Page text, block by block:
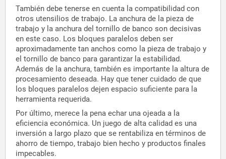
También debe tenerse en cuenta la compatibilidad con
otros utensilios de trabajo. La anchura de la pieza de
trabajo y la anchura del tornillo de banco son decisivas
en este caso. Los bloques paralelos deben ser
aproximadamente tan anchos como la pieza de trabajo y
el tornillo de banco para garantizar la estabilidad.
Además de la anchura, también es importante la altura de
procesamiento deseada. Hay que tener cuidado de que
los bloques paralelos dejen espacio suficiente para la
herramienta requerida.
Por último, merece la pena echar una ojeada a la
eficiencia económica. Un juego de alta calidad es una
inversión a largo plazo que se rentabiliza en términos de
ahorro de tiempo, trabajo bien hecho y productos finales
impecables.